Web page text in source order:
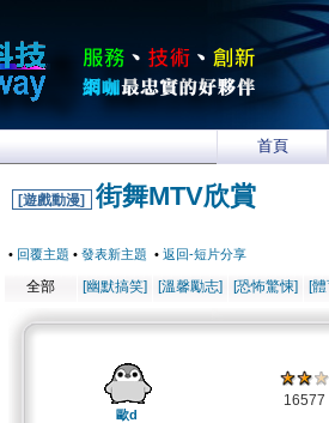
首頁
[遊戲動漫] 街舞MTV欣賞
• 回覆主題 • 發表新主題 • 返回-短片分享
全部 [幽默搞笑] [溫馨勵志] [恐怖驚悚] [
歐d
16577